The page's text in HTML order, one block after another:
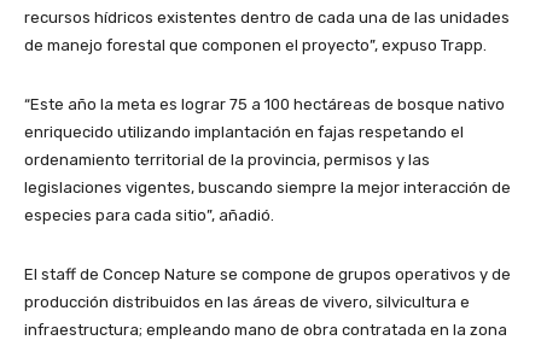
recursos hídricos existentes dentro de cada una de las unidades
de manejo forestal que componen el proyecto”, expuso Trapp.
“Este año la meta es lograr 75 a 100 hectáreas de bosque nativo
enriquecido utilizando implantación en fajas respetando el
ordenamiento territorial de la provincia, permisos y las
legislaciones vigentes, buscando siempre la mejor interacción de
especies para cada sitio”, añadió.
El staff de Concep Nature se compone de grupos operativos y de
producción distribuidos en las áreas de vivero, silvicultura e
infraestructura; empleando mano de obra contratada en la zona